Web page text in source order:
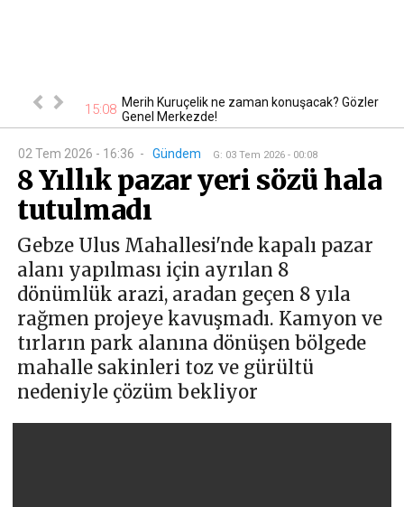
ilahili 15:08 Merih Kuruçelik ne zaman konuşacak? Gözler
Genel Merkezde!
02 Tem 2026 - 16:36 - Gündem G: 03 Tem 2026 - 00:08
8 Yıllık pazar yeri sözü hala
tutulmadı
Gebze Ulus Mahallesi'nde kapalı pazar
alanı yapılması için ayrılan 8
dönümlük arazi, aradan geçen 8 yıla
rağmen projeye kavuşmadı. Kamyon ve
tırların park alanına dönüşen bölgede
mahalle sakinleri toz ve gürültü
nedeniyle çözüm bekliyor